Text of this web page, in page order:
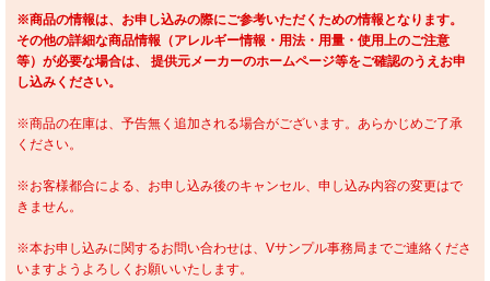
※商品の情報は、お申し込みの際にご参考いただくための情報となります。
その他の詳細な商品情報（アレルギー情報・用法・用量・使用上のご注意
等）が必要な場合は、 提供元メーカーのホームページ等をご確認のうえお申
し込みください。
※商品の在庫は、予告無く追加される場合がございます。あらかじめご了承
ください。
※お客様都合による、お申し込み後のキャンセル、申し込み内容の変更はで
きません。
※本お申し込みに関するお問い合わせは、Vサンプル事務局までご連絡くださ
いますようよろしくお願いいたします。